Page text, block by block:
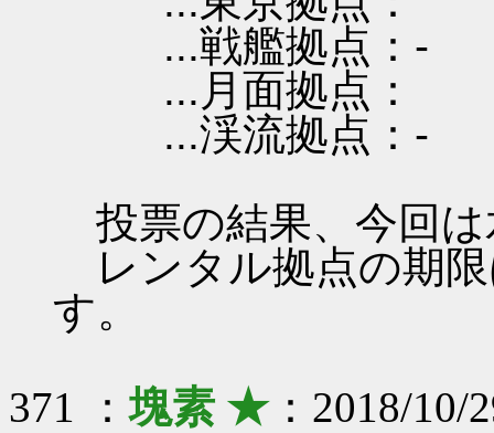
...戦艦拠点：-
...月面拠点：
...渓流拠点：-
投票の結果、今回
レンタル拠点の期
す。
371 ：塊素 ★：2018/10/